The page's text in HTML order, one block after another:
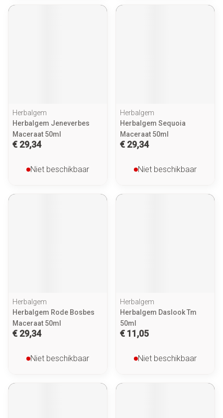
Herbalgem
Herbalgem Jeneverbes
Maceraat 50ml
€ 29,34
Niet beschikbaar
Herbalgem
Herbalgem Sequoia
Maceraat 50ml
€ 29,34
Niet beschikbaar
Herbalgem
Herbalgem Rode Bosbes
Maceraat 50ml
€ 29,34
Niet beschikbaar
Herbalgem
Herbalgem Daslook Tm
50ml
€ 11,05
Niet beschikbaar